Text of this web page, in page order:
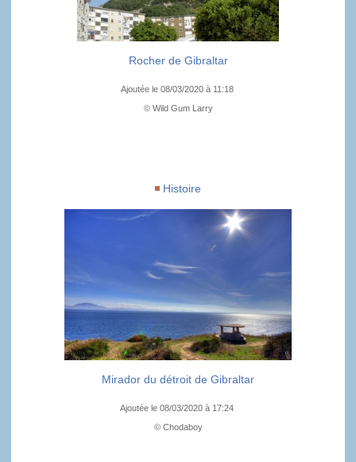
Rocher de Gibraltar
Ajoutée le 08/03/2020 à 11:18
© Wild Gum Larry
Histoire
Mirador du détroit de Gibraltar
Ajoutée le 08/03/2020 à 17:24
© Chodaboy